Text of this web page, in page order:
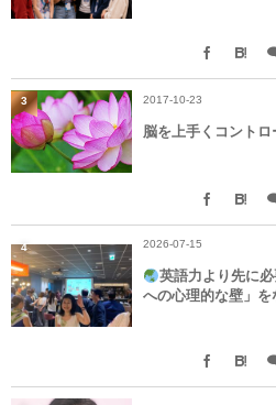
2017-10-23
脳を上手くコントロ
3
2026-07-15
英語力より先に
への心理的な壁」
4